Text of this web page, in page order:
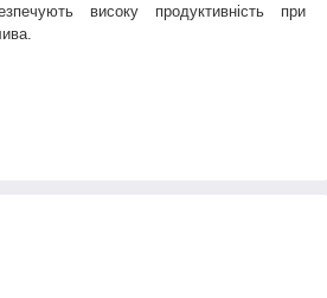
високу продуктивність при